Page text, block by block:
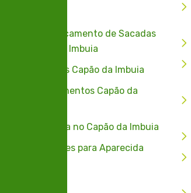
Envidraçamento de Sacadas
Capão da Imbuia
Enxovais Capão da Imbuia
Escapamentos Capão da
Estofaria no Capão da Imbuia
Excursões para Aparecida